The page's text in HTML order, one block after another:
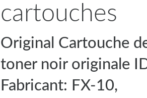
cartouches
Original Cartouche
toner noir originale
Fabricant: FX-10,